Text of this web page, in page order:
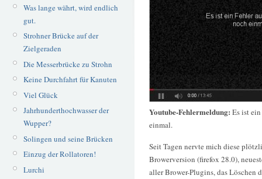
Was lange währt, wird endlich
gut.
Strohner Brücke auf der
Zielgeraden
Die Messerbrücke zu Strohn
Keine Durchfahrt für Kanuten
Viel Glück
Jahrhunderthochwasser der
Wupper?
Solingen und seine Brücken
Einzug der Rollatoren!
Lurchi
Youtube-Fehlermeldung: Es ist
einmal.
Seit Tagen nervte mich diese
Browerversion (firefox 28.0),
aller Brower-Plugins, das Löschen